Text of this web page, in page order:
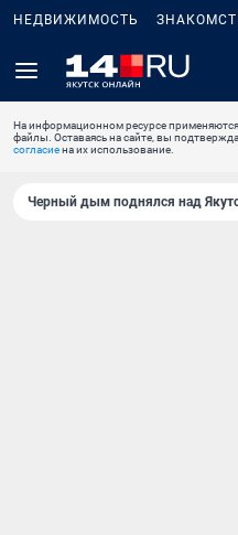
НЕДВИЖИМОСТЬ
На информационном ресурсе
файлы. Оставаясь на сайте, вы
согласиена их использование.
Черный дым поднялся над